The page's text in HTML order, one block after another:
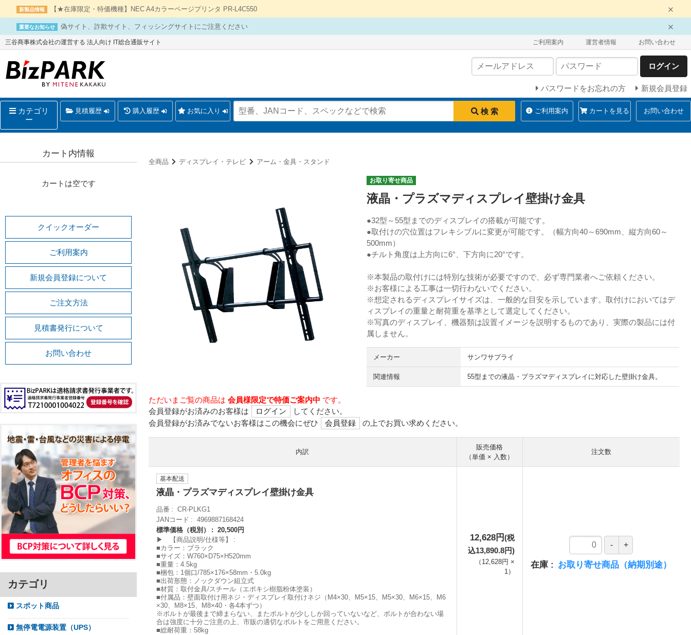
新製品情報 【★在庫限定・特価機種】NEC A4カラーページプリンタ PR-L4C550
重要なお知らせ 偽サイト、詐欺サイト、フィッシングサイトにご注意ください
三谷商事株式会社の運営する 法人向け IT総合通販サイト ご利用案内 運営者情報 お問い合わせ
ログイン
パスワードをお忘れの方 新規会員登録
カテゴリ
ー
見積履歴 購入履歴 お気に入り 検 索 ご利用案内 カートを見る お問い合わせ
全商品 ディスプレイ・テレビ アーム・金具・スタンド
お取り寄せ商品
液晶・プラズマディスプレイ壁掛け金具
●32型～55型までのディスプレイの搭載が可能です。
●取付けの穴位置はフレキシブルに変更が可能です。（幅方向40～690mm、縦方向60～
500mm）
●チルト角度は上方向に6°、下方向に20°です。
※本製品の取付けには特別な技術が必要ですので、必ず専門業者へご依頼ください。
※お客様による工事は一切行わないでください。
※想定されるディスプレイサイズは、一般的な目安を示しています。取付けにおいてはデ
ィスプレイの重量と耐荷重を基準として選定してください。
※写真のディスプレイ、機器類は設置イメージを説明するものであり、実際の製品には付
属しません。
メーカー サンワサプライ
関連情報 55型までの液晶・プラズマディスプレイに対応した壁掛け金具。
ただいまご覧の商品は 会員様限定で特価ご案内中 です。
会員登録がお済みのお客様は
ログイン
してください。
会員登録がお済みでないお客様はこの機会にぜひ
会員登録 の上でお買い求めください。
内訳
販売価格
（単価 × 入数）
注文数
基本配送
液晶・プラズマディスプレイ壁掛け金具
品番
CR-PLKG1
JANコード
4969887168424
標準価格（税別）
20,500円
▶ 【商品説明/仕様等】
■カラー：ブラック
■サイズ：W760×D75×H520mm
■重量：4.5kg
■梱包：1個口/785×176×58mm・5.0kg
■出荷形態：ノックダウン組立式
■材質：取付金具/スチール（エポキシ樹脂粉体塗装）
■付属品：壁面取付け用ネジ・ディスプレイ取付けネジ（M4×30、M5×15、M5×30、M6×15、M6
×30、M8×15、M8×40・各4本ずつ）
※ボルトが最後まで締まらない、またボルトが少ししか回っていないなど、ボルトが合わない場
合は強度に十分ご注意の上、市販の適切なボルトをご用意ください。
■総耐荷重：58kg
12,628円(税
込13,890.8円)
（ 12,628円 ×
1 ）
在庫 お取り寄せ商品（納期別途）
カート内情報
カートは空です
クイックオーダー
ご利用案内
新規会員登録について
ご注文方法
見積書発行について
お問い合わせ
カテゴリ
スポット商品
無停電電源装置（UPS）